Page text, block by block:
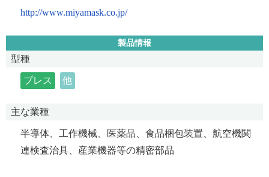
http://www.miyamask.co.jp/
製品情報
型種
プレス 他
主な業種
半導体、工作機械、医薬品、食品梱包装置、航空機関
連検査治具、産業機器等の精密部品